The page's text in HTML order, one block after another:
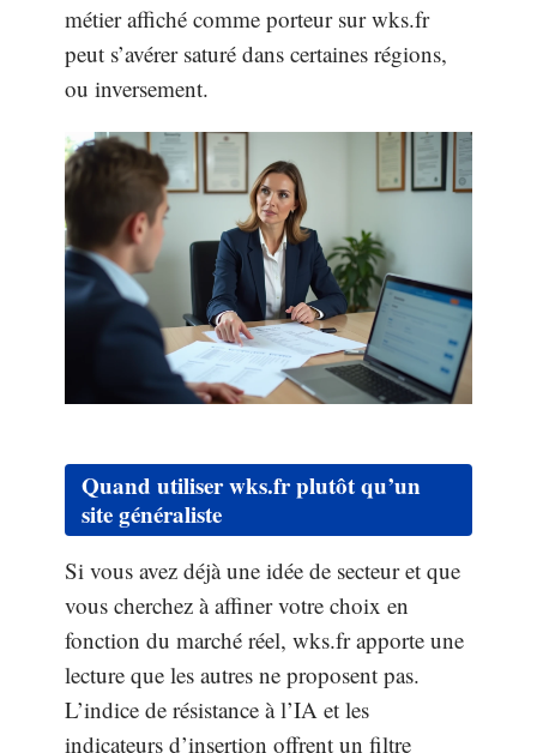
métier affiché comme porteur sur wks.fr
peut s’avérer saturé dans certaines régions,
ou inversement.
Quand utiliser wks.fr plutôt qu’un
site généraliste
Si vous avez déjà une idée de secteur et que
vous cherchez à affiner votre choix en
fonction du marché réel, wks.fr apporte une
lecture que les autres ne proposent pas.
L’indice de résistance à l’IA et les
indicateurs d’insertion offrent un filtre